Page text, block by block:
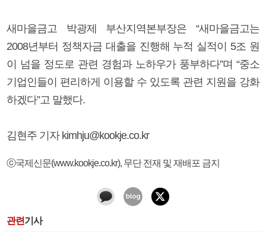
새마을금고 박광제 부산지역본부장은 “새마을금고는
2008년부터 정책자금 대출을 진행해 누적 실적이 5조 원
이 넘을 정도로 관련 경험과 노하우가 풍부하다”며 “중소
기업인들이 편리하게 이용할 수 있도록 관련 지원을 강화
하겠다”고 말했다.
김현주 기자 kimhju@kookje.co.kr
ⓒ국제신문(www.kookje.co.kr), 무단 전재 및 재배포 금지
관련기사